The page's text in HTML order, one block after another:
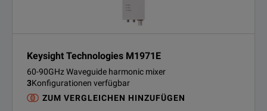
Keysight Technologies M1971E
60-90GHz Waveguide harmonic mixer
3Konfigurationen verfügbar
ZUM VERGLEICHEN HINZUFÜGEN